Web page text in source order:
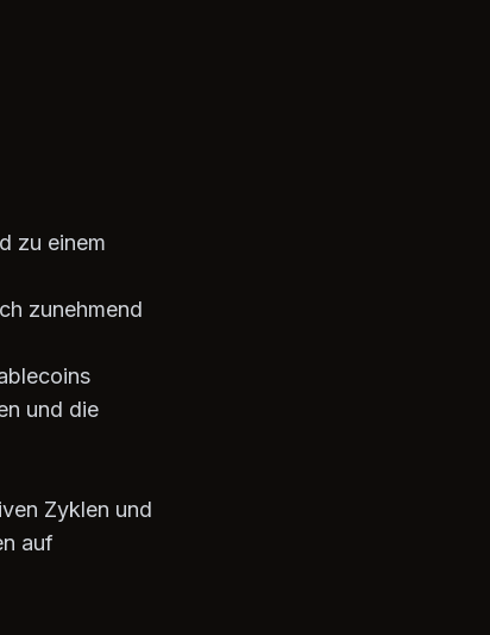
zu einem
zunehmend
und die
Zyklen und
auf